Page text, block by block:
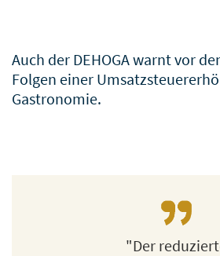
Auch der DEHOGA warnt vor
Folgen einer
Gastronomie.
"Der